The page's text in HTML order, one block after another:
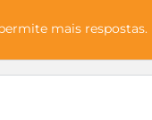
mais respostas.